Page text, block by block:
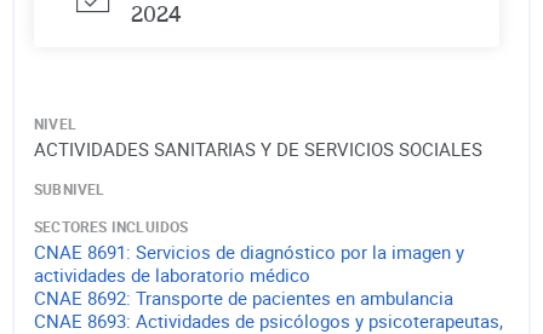
2024
NIVEL
ACTIVIDADES SANITARIAS Y DE SERVICIOS SOCIALES
SUBNIVEL
SECTORES INCLUIDOS
CNAE 8691: Servicios de diagnóstico por la imagen y
actividades de laboratorio médico
CNAE 8692: Transporte de pacientes en ambulancia
CNAE 8693: Actividades de psicólogos y psicoterapeutas,